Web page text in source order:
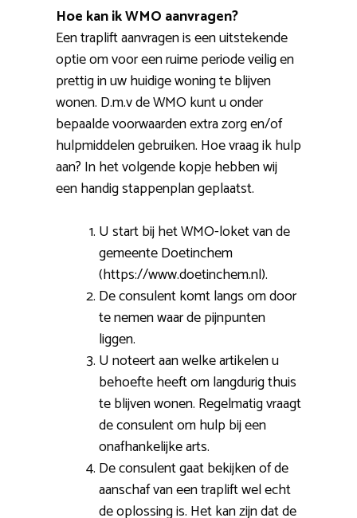
Hoe kan ik WMO aanvragen?
Een traplift aanvragen is een uitstekende
optie om voor een ruime periode veilig en
prettig in uw huidige woning te blijven
wonen. D.m.v de WMO kunt u onder
bepaalde voorwaarden extra zorg en/of
hulpmiddelen gebruiken. Hoe vraag ik hulp
aan? In het volgende kopje hebben wij
een handig stappenplan geplaatst.
U start bij het WMO-loket van de
gemeente Doetinchem
(https://www.doetinchem.nl).
De consulent komt langs om door
te nemen waar de pijnpunten
liggen.
U noteert aan welke artikelen u
behoefte heeft om langdurig thuis
te blijven wonen. Regelmatig vraagt
de consulent om hulp bij een
onafhankelijke arts.
De consulent gaat bekijken of de
aanschaf van een traplift wel echt
de oplossing is. Het kan zijn dat de